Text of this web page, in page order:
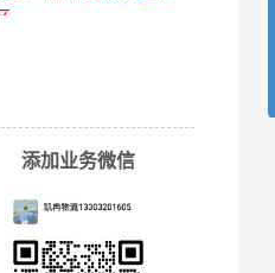
请电话沟通）
知晓！实际费用需
服获取报价。
添加业务微信